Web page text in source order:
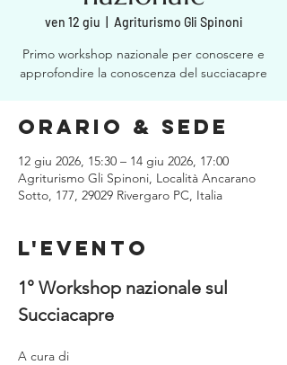
ven 12 giu Agriturismo Gli Spinoni
Primo workshop nazionale per conoscere e
approfondire la conoscenza del succiacapre
Orario & Sede
12 giu 2026, 15:30 – 14 giu 2026, 17:00
Agriturismo Gli Spinoni, Località Ancarano
Sotto, 177, 29029 Rivergaro PC, Italia
L'evento
1° Workshop nazionale sul
Succiacapre
A cura di